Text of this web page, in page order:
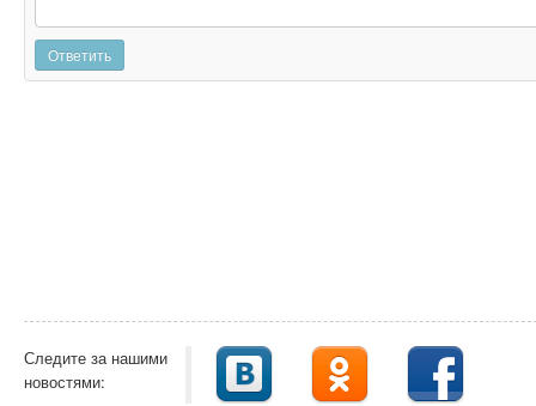
Ответить
Следите за нашими
новостями: